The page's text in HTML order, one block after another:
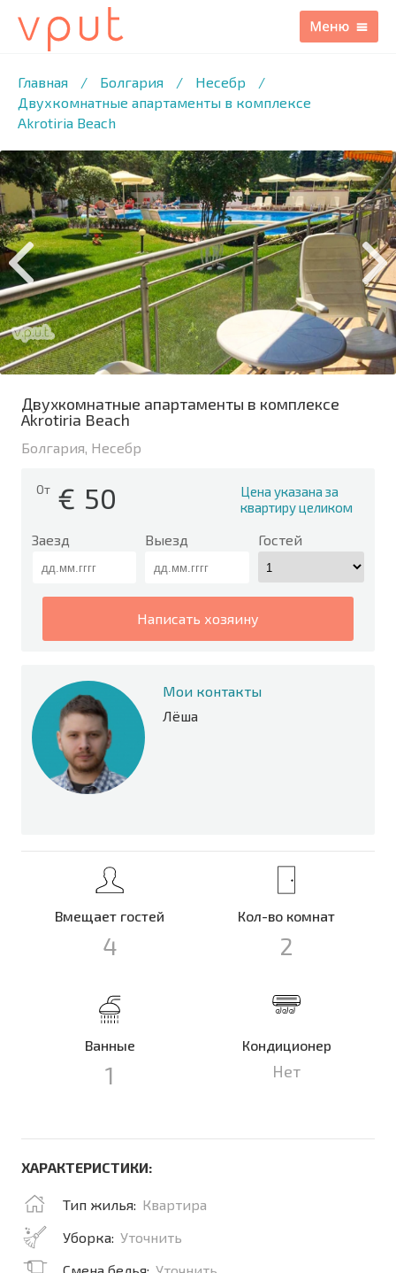
Главная / Болгария / Несебр
/
Двухкомнатные апартаменты в комплексе
Akrotiria Beach
/18 ФОТО
Двухкомнатные апартаменты в комплексе
Akrotiria Beach
Болгария, Несебр
От € 50
Цена указана за
квартиру целиком
Заезд Выезд Гостей
написать хозяину
Мои контакты
Лёша
Вмещает гостей
4
Кол-во комнат
2
Ванные
1
Кондиционер
Нет
ХАРАКТЕРИСТИКИ:
Тип жилья: Квартира
Уборка: Уточнить